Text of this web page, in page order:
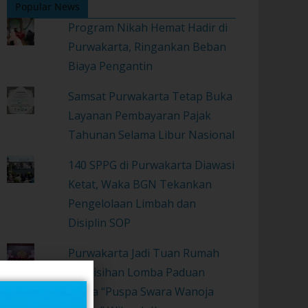
Popular News
Program Nikah Hemat Hadir di
Purwakarta, Ringankan Beban
Biaya Pengantin
Samsat Purwakarta Tetap Buka
Layanan Pembayaran Pajak
Tahunan Selama Libur Nasional
140 SPPG di Purwakarta Diawasi
Ketat, Waka BGN Tekankan
Pengelolaan Limbah dan
Disiplin SOP
Purwakarta Jadi Tuan Rumah
Penyisihan Lomba Paduan
Suara “Puspa Swara Wanoja